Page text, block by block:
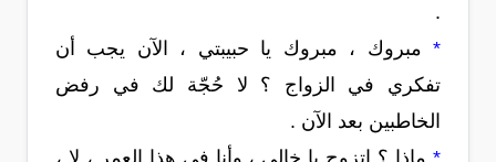
.
* مبروك ، مبروك يا حبيبتي ، الآن يجب أن
تفكري في الزواج ؟ لا حُجّة لك في رفض
الخاطبين بعد الآن .